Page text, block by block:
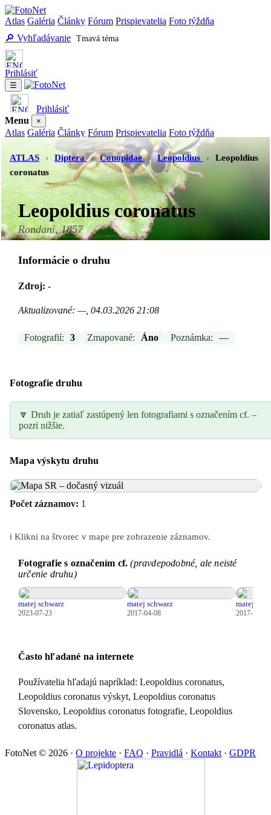
Atlas Galéria Články Fórum Prispievatelia Foto týždňa
🔎 Vyhľadávanie Tmavá téma
Prihlásiť
☰
Prihlásiť
Menu
×
Atlas Galéria Články Fórum Prispievatelia Foto týždňa
Vyhľadávanie
Tmavá téma
ATLAS
› Diptera › Conopidae › Leopoldius ›
Leopoldius
coronatus
Leopoldius coronatus
Rondani, 1857
Informácie o druhu
Zdroj: -
Aktualizované: —, 04.03.2026 21:08
Fotografií: 3 Zmapované: Áno Poznámka: —
Fotografie druhu
🔽 Druh je zatiaľ zastúpený len fotografiami s označením cf. –
pozri nižšie.
Mapa výskytu druhu
Počet záznamov: 1
ℹ️ Klikni na štvorec v mape pre zobrazenie záznamov.
Fotografie s označením cf.(pravdepodobné, ale neisté
určenie druhu)
matej schwarz
2023-07-23
matej schwarz
2017-04-08
matej
2017-04-08
Často hľadané na internete
Používatelia hľadajú napríklad: Leopoldius coronatus,
Leopoldius coronatus výskyt, Leopoldius coronatus
Slovensko, Leopoldius coronatus fotografie, Leopoldius
coronatus atlas.
FotoNet © 2026 · O projekte · FAQ · Pravidlá · Kontakt · GDPR